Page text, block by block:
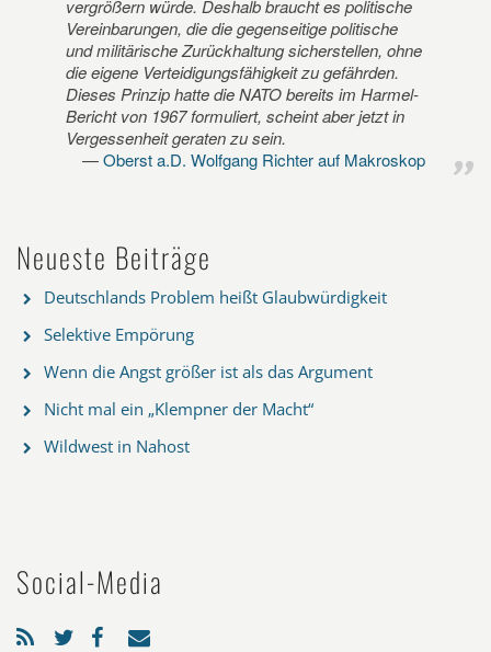
vergrößern würde. Deshalb braucht es politische
Vereinbarungen, die die gegenseitige politische
und militärische Zurückhaltung sicherstellen, ohne
die eigene Verteidigungsfähigkeit zu gefährden.
Dieses Prinzip hatte die NATO bereits im Harmel-
Bericht von 1967 formuliert, scheint aber jetzt in
Vergessenheit geraten zu sein.
Oberst a.D. Wolfgang Richter auf Makroskop
Neueste Beiträge
Deutschlands Problem heißt Glaubwürdigkeit
Selektive Empörung
Wenn die Angst größer ist als das Argument
Nicht mal ein „Klempner der Macht“
Wildwest in Nahost
Social-Media